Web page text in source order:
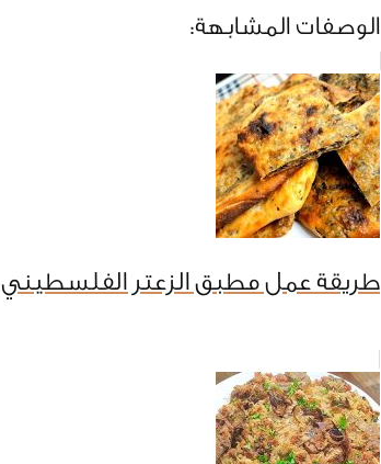
الوصفات المشابهة:
طريقة عمل مطبق الزعتر الفلسطيني